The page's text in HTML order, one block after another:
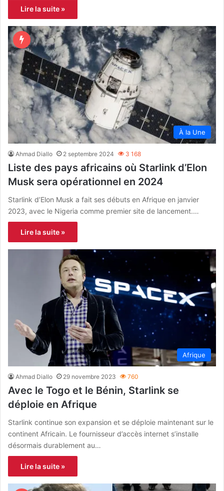
Lire la suite »
À la Une
Ahmad Diallo 2 septembre 2024 3 168
Liste des pays africains où Starlink d’Elon
Musk sera opérationnel en 2024
Starlink d’Elon Musk a fait ses débuts en Afrique en janvier
2023, avec le Nigeria comme premier site de lancement.…
Lire la suite »
Afrique
Ahmad Diallo 29 novembre 2023 760
Avec le Togo et le Bénin, Starlink se
déploie en Afrique
Starlink continue son expansion et se déploie maintenant sur le
continent Africain. Le fournisseur d’accès internet s’installe
désormais durablement au…
Lire la suite »